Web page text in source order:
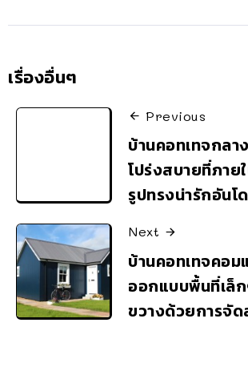
เรื่องอื่นๆ
Previous
บ้านคอทเทจกลา
โปร่งสบายที่ภาย
รูปทรงน่ารักอันโ
Next
บ้านคอทเทจคอม
ออกแบบพื้นที่เล็
ขวางด้วยการจั